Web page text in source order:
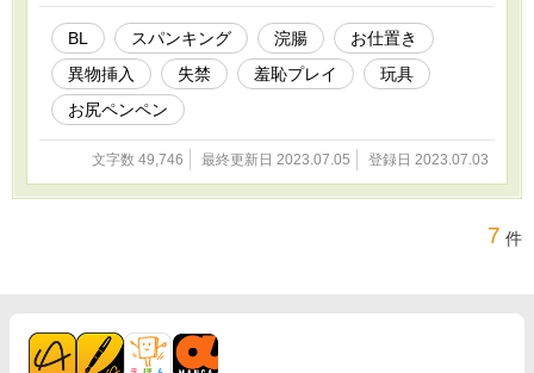
BL スパンキング 浣腸
お仕置き
異物挿入
失禁 羞恥プレイ
玩具
お尻ペンペン
文字数 49,746 最終更新日 2023.07.05 登録日 2023.07.03
7 件